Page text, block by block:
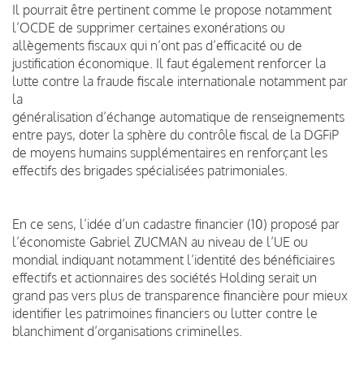
Il pourrait être pertinent comme le propose notamment
l’OCDE de supprimer certaines exonérations ou
allègements fiscaux qui n’ont pas d’efficacité ou de
justification économique. Il faut également renforcer la
lutte contre la fraude fiscale internationale notamment par
la
généralisation d’échange automatique de renseignements
entre pays, doter la sphère du contrôle fiscal de la DGFiP
de moyens humains supplémentaires en renforçant les
effectifs des brigades spécialisées patrimoniales.
En ce sens, l’idée d’un cadastre financier (10) proposé par
l’économiste Gabriel ZUCMAN au niveau de l’UE ou
mondial indiquant notamment l’identité des bénéficiaires
effectifs et actionnaires des sociétés Holding serait un
grand pas vers plus de transparence financière pour mieux
identifier les patrimoines financiers ou lutter contre le
blanchiment d’organisations criminelles.